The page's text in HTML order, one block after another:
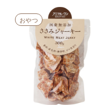
おやつ